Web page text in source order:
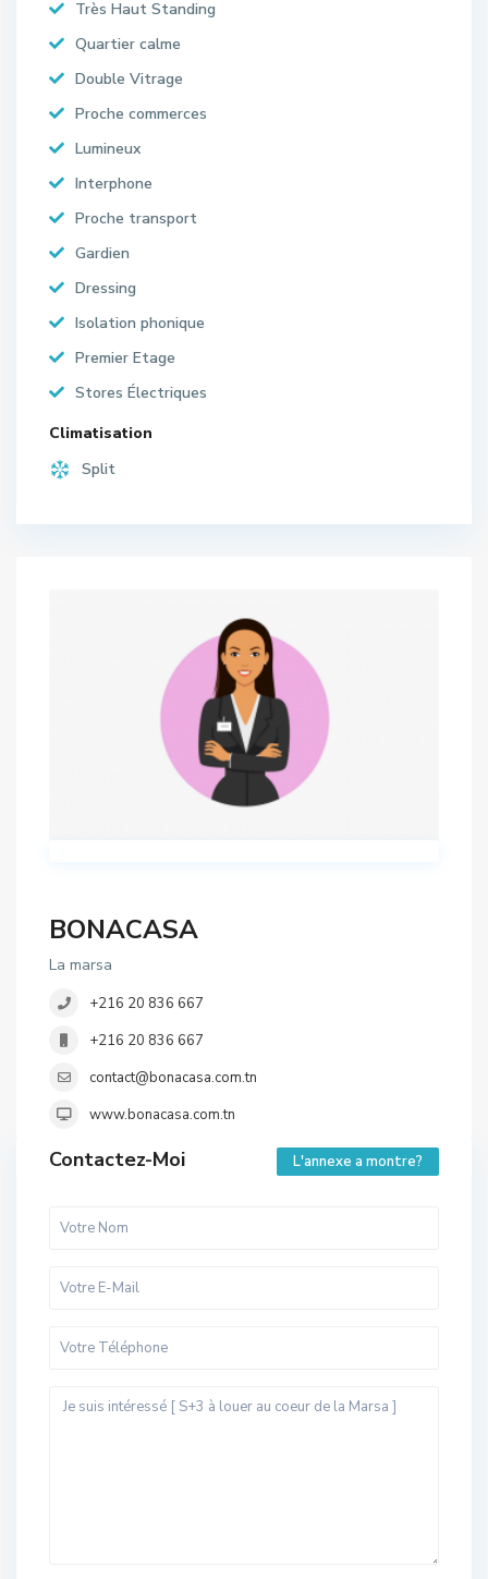
Très Haut Standing
Quartier calme
Double Vitrage
Proche commerces
Lumineux
Interphone
Proche transport
Gardien
Dressing
Isolation phonique
Premier Etage
Stores Électriques
Climatisation
Split
BONACASA
La marsa
+216 20 836 667
+216 20 836 667
contact@bonacasa.com.tn
www.bonacasa.com.tn
Contactez-Moi L'annexe a montre?